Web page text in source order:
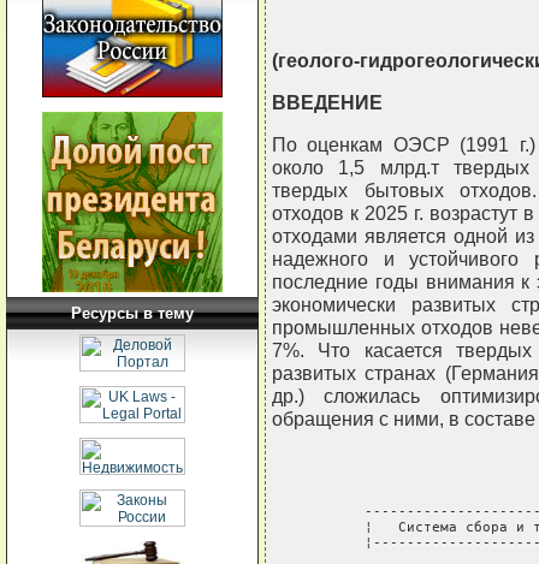
Ресурсы в тему
(геолого-
ВВЕДЕНИЕ
По оценкам ОЭСР (1991 г.)
около 1,5 млрд.т
твердых бытовых
отходов к 2025 г.
отходами является одной
надежного и
последние годы внимания к
экономически развитых
промышленных отходов
7%. Что касается
развитых странах
др.) сложилась
обращения с ними, в
¦   Система сбора и